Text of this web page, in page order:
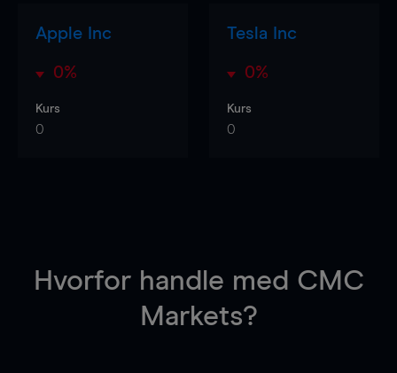
Apple Inc
0%
Kurs
0
Tesla Inc
0%
Kurs
0
Hvorfor handle med CMC
Markets?